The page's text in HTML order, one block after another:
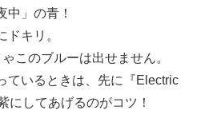
中」の青！
キリ。
このブルーは出せません。
ているときは、先に『Electric
にしてあげるのがコツ！